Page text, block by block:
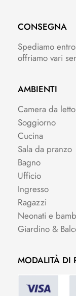
CONSEGNA
Spediamo
offriamo vari
AMBIENTI
Camera da letto
Soggiorno
Cucina
Sala da pranzo
Bagno
Ufficio
Ingresso
Ragazzi
Neonati e
Giardino &
MODALITÀ DI